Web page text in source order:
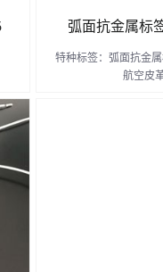
弧面抗金属标
特种标签：弧面抗金
航空皮